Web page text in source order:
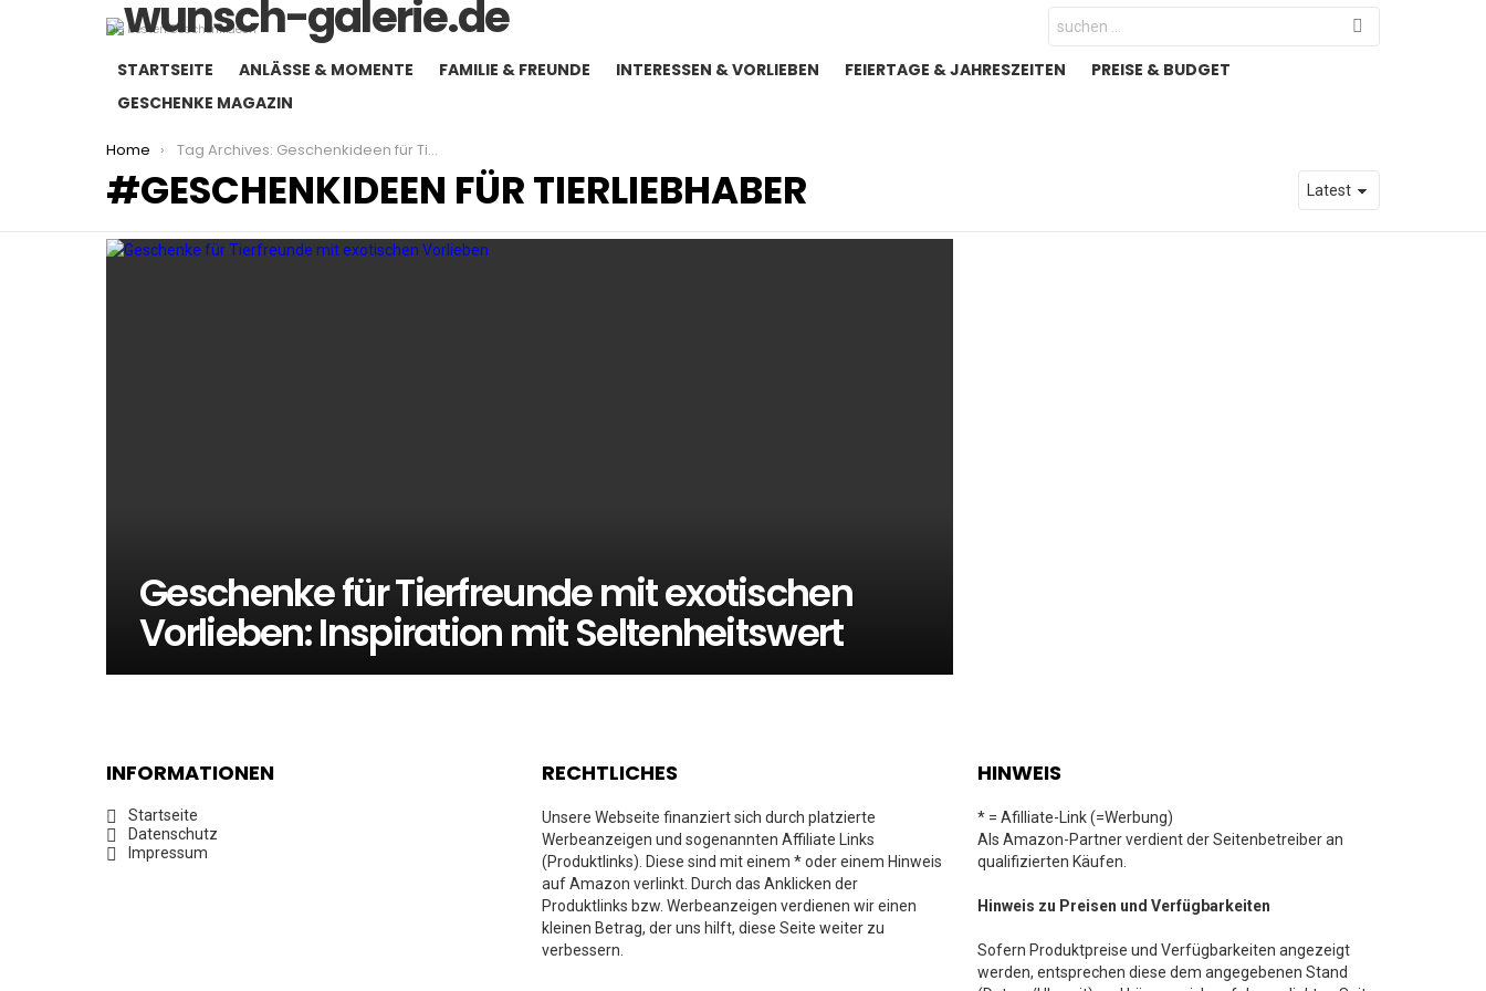
Die besten Geschenkideen
Search
for:
STARTSEITE ANLÄSSE & MOMENTE FAMILIE & FREUNDE INTERESSEN & VORLIEBEN FEIERTAGE & JAHRESZEITEN
PREISE & BUDGET
GESCHENKE MAGAZIN
You are here:
Home Tag Archives: Geschenkideen für Tierliebhaber
GESCHENKIDEEN FÜR TIERLIEBHABER
LATEST
Geschenke für Tierfreunde mit exotischen
Vorlieben: Inspiration mit Seltenheitswert
INFORMATIONEN
Startseite
Datenschutz
Impressum
RECHTLICHES
Unsere Webseite finanziert sich durch platzierte
Werbeanzeigen und sogenannten Affiliate Links
(Produktlinks). Diese sind mit einem * oder einem Hinweis
auf Amazon verlinkt. Durch das Anklicken der
Produktlinks bzw. Werbeanzeigen verdienen wir einen
kleinen Betrag, der uns hilft, diese Seite weiter zu
verbessern.
HINWEIS
* = Afilliate-Link (=Werbung)
Als Amazon-Partner verdient der Seitenbetreiber an
qualifizierten Käufen.
Hinweis zu Preisen und Verfügbarkeiten
Sofern Produktpreise und Verfügbarkeiten angezeigt
werden, entsprechen diese dem angegebenen Stand